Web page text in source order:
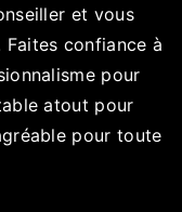
et vous
confiance à
pour
atout pour
pour toute